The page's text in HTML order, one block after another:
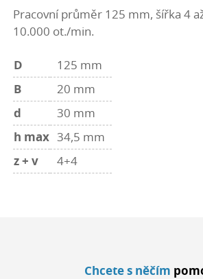
Pracovní průměr 125 mm, šířka 4
10.000 ot./min.
D
125 mm
B
20 mm
d
30 mm
h max 34,5 mm
z + v
4+4
Chcete s něčím